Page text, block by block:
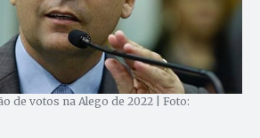
de votos na Alego de 2022 | Foto: